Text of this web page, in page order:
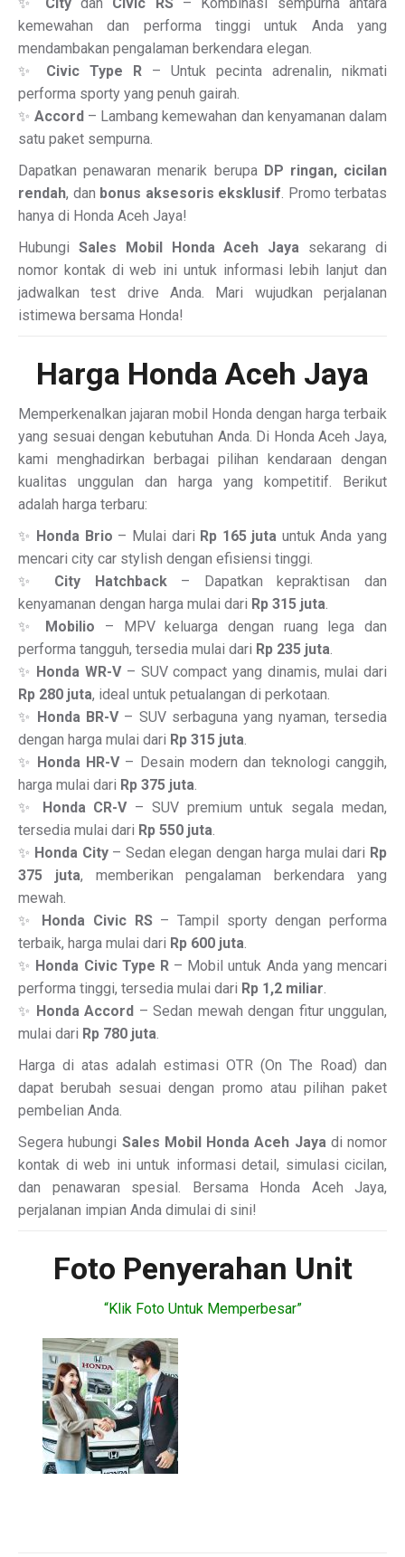
kemewahan dan performa tinggi untuk Anda yang
mendambakan pengalaman berkendara elegan.
✨ Civic Type R – Untuk pecinta adrenalin, nikmati
performa sporty yang penuh gairah.
✨ Accord– Lambang kemewahan dan kenyamanan dalam
satu paket sempurna.
Dapatkan penawaran menarik berupa DP ringan, cicilan
rendah, dan bonus aksesoris eksklusif. Promo terbatas
hanya di Honda Aceh Jaya!
Hubungi Sales Mobil Honda Aceh Jaya sekarang di
nomor kontak di web ini untuk informasi lebih lanjut dan
jadwalkan test drive Anda. Mari wujudkan perjalanan
istimewa bersama Honda!
Harga Honda Aceh Jaya
Memperkenalkan jajaran mobil Honda dengan harga terbaik
yang sesuai dengan kebutuhan Anda. Di Honda Aceh Jaya,
kami menghadirkan berbagai pilihan kendaraan dengan
kualitas unggulan dan harga yang kompetitif. Berikut
adalah harga terbaru:
✨ Honda Brio – Mulai dari Rp 165 juta untuk Anda yang
mencari city car stylish dengan efisiensi tinggi.
✨ City Hatchback– Dapatkan kepraktisan dan
kenyamanan dengan harga mulai dari Rp 315 juta.
✨ Mobilio – MPV keluarga dengan ruang lega dan
performa tangguh, tersedia mulai dari Rp 235 juta.
✨ Honda WR-V– SUV compact yang dinamis, mulai dari
Rp 280 juta, ideal untuk petualangan di perkotaan.
✨ Honda BR-V– SUV serbaguna yang nyaman, tersedia
dengan harga mulai dari Rp 315 juta.
✨ Honda HR-V– Desain modern dan teknologi canggih,
harga mulai dari Rp 375 juta.
✨ Honda CR-V– SUV premium untuk segala medan,
tersedia mulai dari Rp 550 juta.
✨ Honda City– Sedan elegan dengan harga mulai dari Rp
375 juta, memberikan pengalaman berkendara yang
mewah.
✨ Honda Civic RS– Tampil sporty dengan performa
terbaik, harga mulai dari Rp 600 juta.
✨ Honda Civic Type R– Mobil untuk Anda yang mencari
performa tinggi, tersedia mulai dari Rp 1,2 miliar.
✨ Honda Accord – Sedan mewah dengan fitur unggulan,
mulai dari Rp 780 juta.
Harga di atas adalah estimasi OTR (On The Road) dan
dapat berubah sesuai dengan promo atau pilihan paket
pembelian Anda.
Segera hubungi Sales Mobil Honda Aceh Jayadi nomor
kontak di web ini untuk informasi detail, simulasi cicilan,
dan penawaran spesial. Bersama Honda Aceh Jaya,
perjalanan impian Anda dimulai di sini!
Foto Penyerahan Unit
“Klik Foto Untuk Memperbesar”